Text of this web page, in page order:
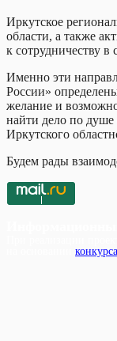
Иркутское
области, а также
к сотрудничеству
Именно эти
России»
желание и
найти дело по душе
Иркутского
Будем рады
конкурса